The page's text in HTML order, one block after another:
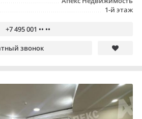
1-й этаж
+7 495 001 •• ••
звонок